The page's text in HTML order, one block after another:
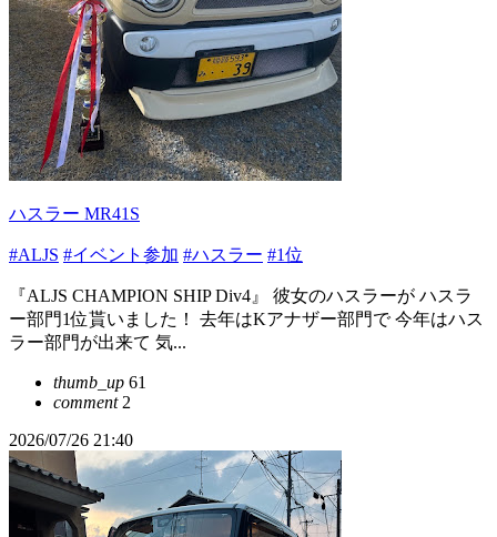
ハスラー MR41S
#ALJS #イベント参加 #ハスラー #1位
『ALJS CHAMPION SHIP Div4』 彼女のハスラーが ハスラ
ー部門1位貰いました！ 去年はKアナザー部門で 今年はハス
ラー部門が出来て 気...
thumb_up 61
comment2
2026/07/26 21:40